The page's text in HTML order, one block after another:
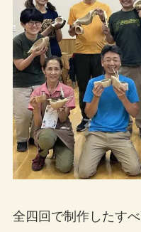
全四回で制作したす